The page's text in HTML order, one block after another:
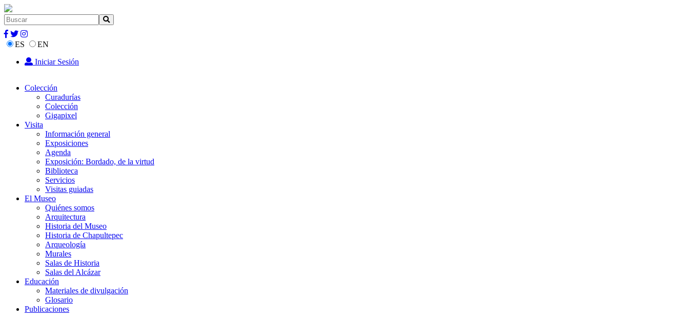
ES
EN
Iniciar Sesión
Colección
Curadurías
Colección
Gigapixel
Visita
Información general
Exposiciones
Agenda
Exposición: Bordado, de la virtud
Biblioteca
Servicios
Visitas guiadas
El Museo
Quiénes somos
Arquitectura
Historia del Museo
Historia de Chapultepec
Arqueología
Murales
Salas de Historia
Salas del Alcázar
Educación
Materiales de divulgación
Glosario
Publicaciones